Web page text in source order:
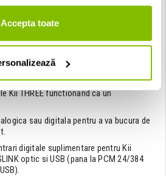
Accepta toate
THREE.
selectia intrarii prin intermediul
intr-un sistem complet de
sonora. Oferind o interfata de
Kii THREE functionand ca un
sau digitala pentru a va bucura de
digitale suplimentare pentru Kii
optic si USB (pana la PCM 24/384